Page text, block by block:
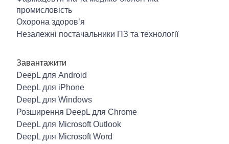
промисловість
Охорона здоров’я
Незалежні постачальники ПЗ та технології
Завантажити
DeepL для Android
DeepL для iPhone
DeepL для Windows
Розширення DeepL для Chrome
DeepL для Microsoft Outlook
DeepL для Microsoft Word